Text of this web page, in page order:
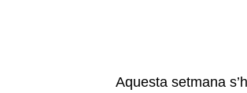
Aquesta setmana